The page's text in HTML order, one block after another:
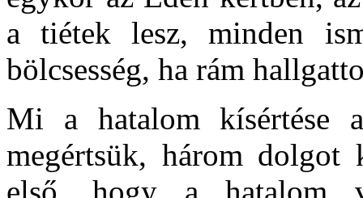
a tiétek lesz, minden
bölcsesség, ha rám
Mi a hatalom kísértése
megértsük, három
első, hogy a hatalom